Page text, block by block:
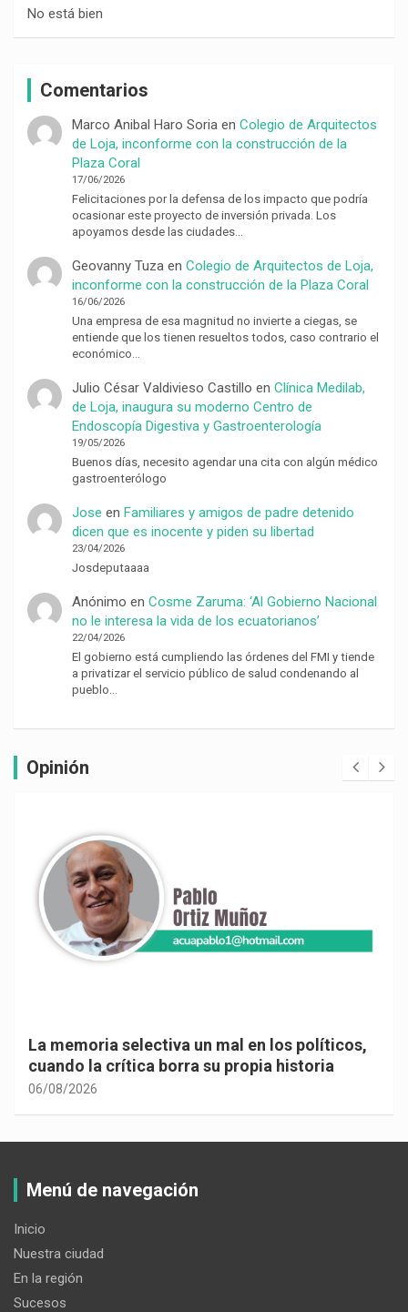
No está bien
Comentarios
Marco Anibal Haro Soriaen Colegio de Arquitectos
de Loja, inconforme con la construcción de la
Plaza Coral
17/06/2026
Felicitaciones por la defensa de los impacto que podría
ocasionar este proyecto de inversión privada. Los
apoyamos desde las ciudades…
Geovanny Tuzaen Colegio de Arquitectos de Loja,
inconforme con la construcción de la Plaza Coral
16/06/2026
Una empresa de esa magnitud no invierte a ciegas, se
entiende que los tienen resueltos todos, caso contrario el
económico…
Julio César Valdivieso Castillo en Clínica Medilab,
de Loja, inaugura su moderno Centro de
Endoscopía Digestiva y Gastroenterología
19/05/2026
Buenos días, necesito agendar una cita con algún médico
gastroenterólogo
Jose en Familiares y amigos de padre detenido
dicen que es inocente y piden su libertad
23/04/2026
Josdeputaaaa
Anónimo en Cosme Zaruma: ‘Al Gobierno Nacional
no le interesa la vida de los ecuatorianos’
22/04/2026
El gobierno está cumpliendo las órdenes del FMI y tiende
a privatizar el servicio público de salud condenando al
pueblo…
Opinión
La memoria selectiva un mal en los políticos,
cuando la crítica borra su propia historia
06/08/2026
Menú de navegación
Inicio
Nuestra ciudad
En la región
Sucesos